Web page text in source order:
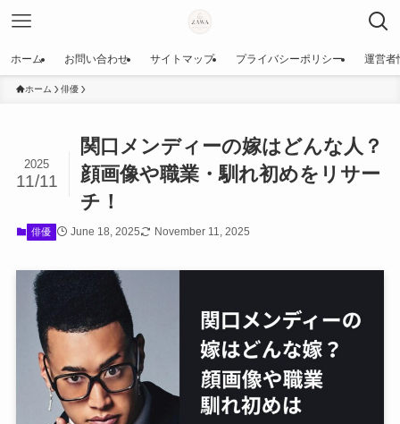
ホーム お問い合わせ サイトマップ プライバシーポリシー 運営者
ホーム 俳優
関口メンディーの嫁はどんな人？
顔画像や職業・馴れ初めをリサー
チ！
2025
11/11
俳優 June 18, 2025 November 11, 2025